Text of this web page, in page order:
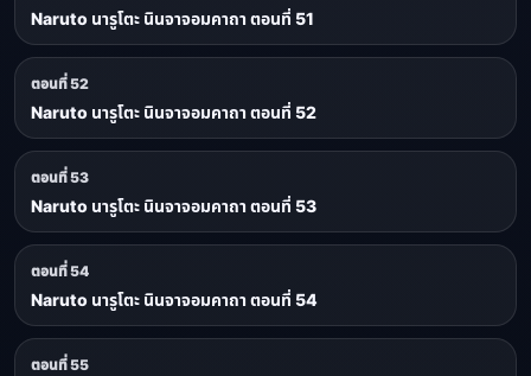
Naruto นารูโตะ นินจาจอมคาถา ตอนที่ 51
ตอนที่ 52
Naruto นารูโตะ นินจาจอมคาถา ตอนที่ 52
ตอนที่ 53
Naruto นารูโตะ นินจาจอมคาถา ตอนที่ 53
ตอนที่ 54
Naruto นารูโตะ นินจาจอมคาถา ตอนที่ 54
ตอนที่ 55